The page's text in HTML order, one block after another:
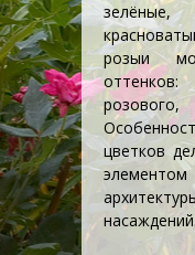
розыи
цветков
насаждений.